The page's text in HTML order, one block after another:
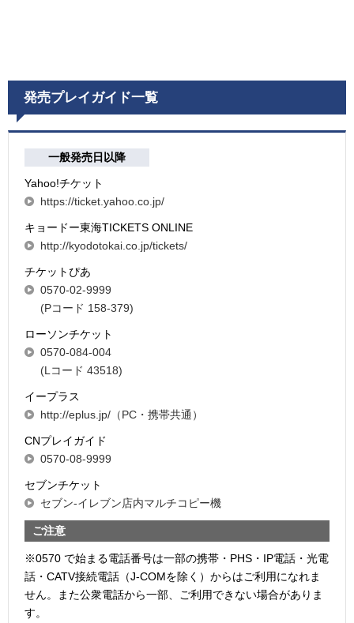
発売プレイガイド一覧
一般発売日以降
Yahoo!チケット
https://ticket.yahoo.co.jp/
キョードー東海TICKETS ONLINE
http://kyodotokai.co.jp/tickets/
チケットぴあ
0570-02-9999
(Pコード 158-379)
ローソンチケット
0570-084-004
(Lコード 43518)
イープラス
http://eplus.jp/（PC・携帯共通）
CNプレイガイド
0570-08-9999
セブンチケット
セブン-イレブン店内マルチコピー機
ご注意
※0570 で始まる電話番号は一部の携帯・PHS・IP電話・光電
話・CATV接続電話（J-COMを除く）からはご利用になれま
せん。また公衆電話から一部、ご利用できない場合がありま
す。